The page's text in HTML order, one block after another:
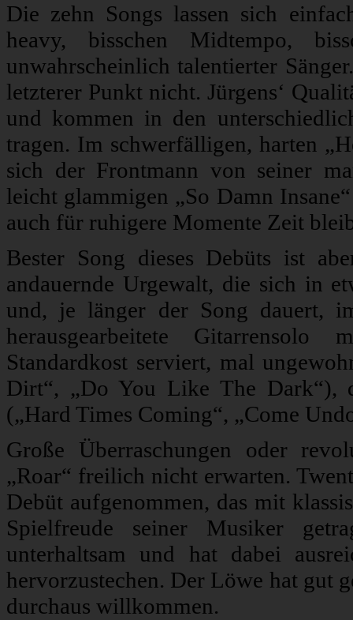
Die zehn Songs lassen sich
heavy, bisschen Midtempo,
unwahrscheinlich talentierter
letzterer Punkt nicht. Jürgens‘
und kommen in den
tragen. Im schwerfälligen, harten
sich der Frontmann von seiner
leicht glammigen „So Damn
auch für ruhigere Momente Zeit
Bester Song dieses Debüts ist
andauernde Urgewalt, die sich in
und, je länger der Song dauert,
herausgearbeitete
Standardkost serviert, mal
Dirt“, „Do You Like The Dark“),
(„Hard Times Coming“, „Come
Große Überraschungen oder
„Roar“ freilich nicht erwarten.
Debüt aufgenommen, das mit
Spielfreude seiner Musiker
unterhaltsam und hat dabei
hervorzustechen. Der Löwe hat gut
durchaus willkommen.